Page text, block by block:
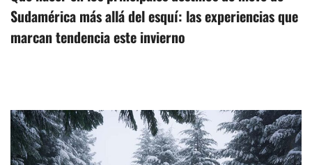
Sudamérica más allá del esquí: las experiencias que
marcan tendencia este invierno